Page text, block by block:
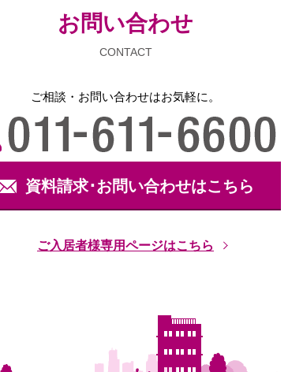
お問い合わせ
CONTACT
ご相談・お問い合わせはお気軽に。
資料請求･お問い合わせはこちら
ご入居者様専用ページはこちら